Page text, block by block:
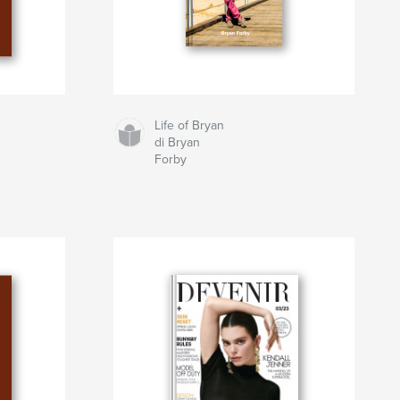
Life of Bryan
di Bryan
Forby